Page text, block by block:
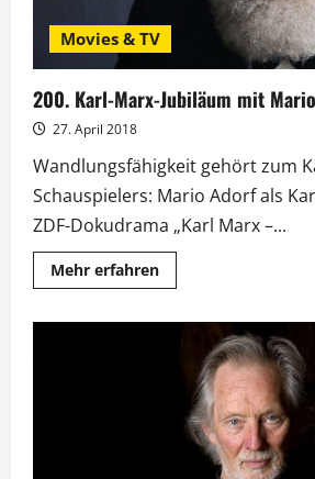
Movies & TV
200. Karl-Marx-Jubiläum mit
27. April 2018
Wandlungsfähigkeit gehört zum
Schauspielers: Mario Adorf als
ZDF-Dokudrama „Karl Marx –...
Mehr erfahrenMehr
Informationen
Jubiläum
Mario
Adorf